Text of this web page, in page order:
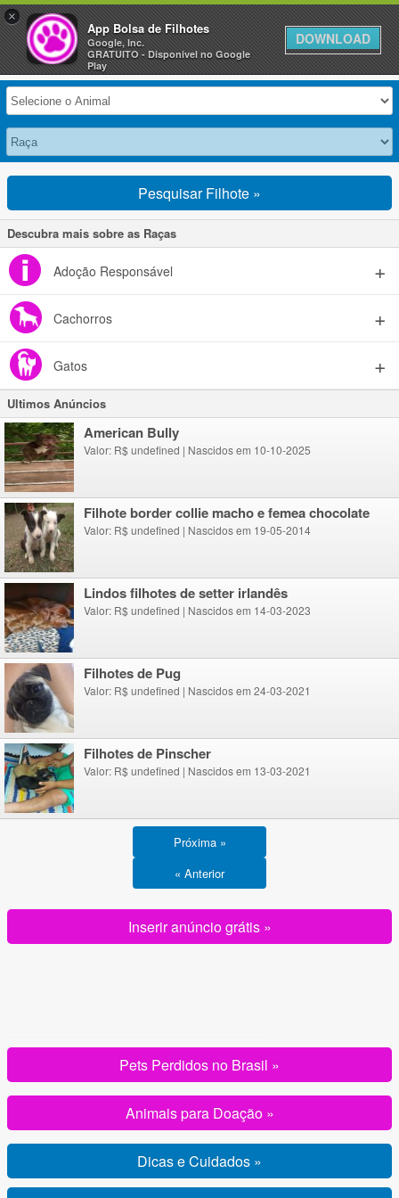
Anuncie Grátis »
Selecione seu Animal
Pesquisar Filhote »
Descubra mais sobre as Raças
Adoção Responsável
Cachorros
Gatos
Ultimos Anúncios
American Bully
Valor: R$ undefined | Nascidos em 10-10-2025
Filhote border collie macho e femea chocolate
Valor: R$ undefined | Nascidos em 19-05-2014
lindos filhotes de setter irlandês
Valor: R$ undefined | Nascidos em 14-03-2023
Filhotes de Pug
Valor: R$ undefined | Nascidos em 24-03-2021
Filhotes de Pinscher
Valor: R$ undefined | Nascidos em 13-03-2021
Próxima »
« Anterior
Inserir anúncio grátis »
Pets Perdidos no Brasil »
Animais para Doação »
Dicas e Cuidados »
×
App Bolsa de Filhotes
Google, Inc.
GRATUITO - Disponivel no Google
Play
DOWNLOAD